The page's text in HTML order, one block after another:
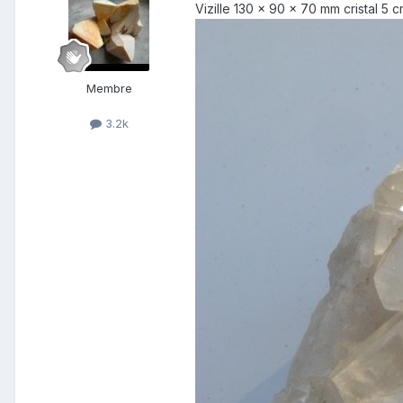
Membre
3.2k
Vizille 130 x 90 x 70 mm cristal 5